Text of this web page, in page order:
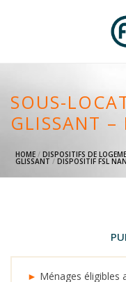
SOUS-
GLISSANT –
HOME/ DISPOSITIFS DE
GLISSANT / DISPOSITIF FSL
► Ménages éligibles